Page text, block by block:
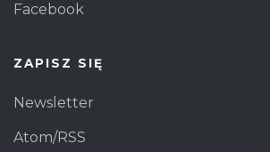
Facebook
ZAPISZ SIĘ
Newsletter
Atom/RSS